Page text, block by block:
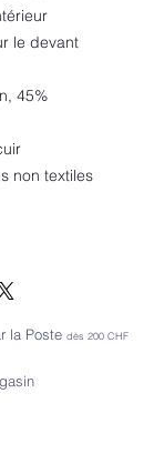
le devant
45%
non textiles
la Poste dès 200 CHF